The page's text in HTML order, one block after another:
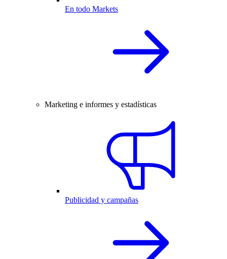
En todo Markets
Marketing e informes y estadísticas
Publicidad y campañas